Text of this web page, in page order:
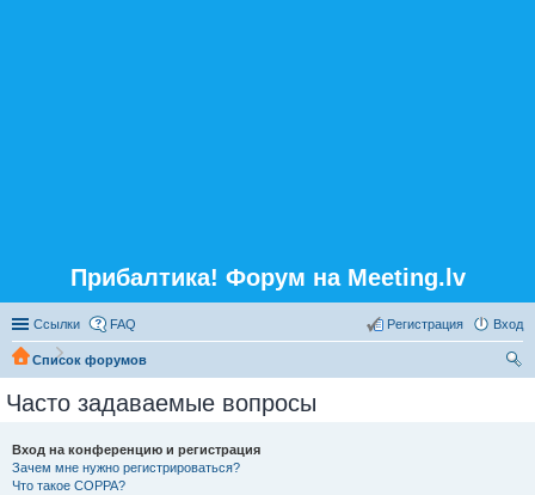
Прибалтика! Форум на Meeting.lv
Ссылки FAQ Вход
Регистрация
Список форумов
Часто задаваемые вопросы
Вход на конференцию и регистрация
Зачем мне нужно регистрироваться?
Что такое COPPA?